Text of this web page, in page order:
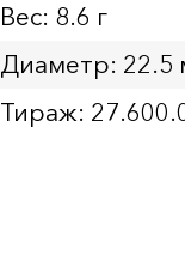
Вес: 8.6 г
Диаметр: 22.5
Тираж: